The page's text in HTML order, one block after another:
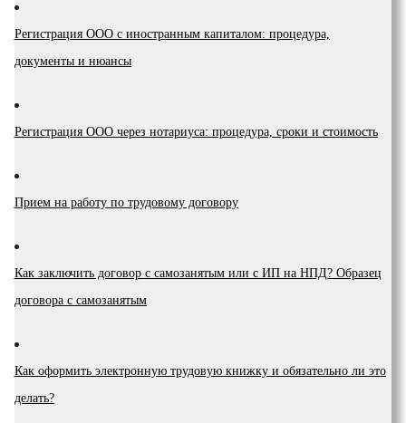
Регистрация ООО с иностранным капиталом: процедура,
документы и нюансы
Регистрация ООО через нотариуса: процедура, сроки и стоимость
Прием на работу по трудовому договору
Как заключить договор с самозанятым или с ИП на НПД? Образец
договора с самозанятым
Как оформить электронную трудовую книжку и обязательно ли это
делать?